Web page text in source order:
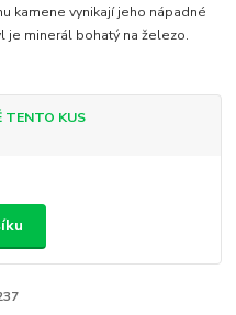
kamene vynikají jeho nápadné
je minerál bohatý na železo.
TENTO KUS